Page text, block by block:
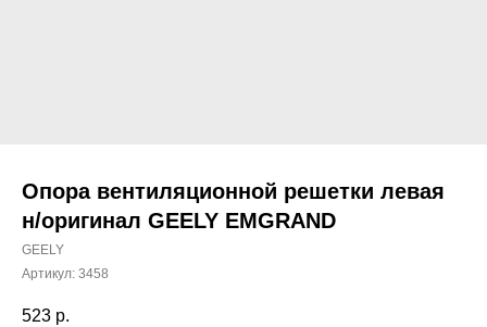
Опора вентиляционной решетки левая
н/оригинал GEELY EMGRAND
GEELY
Артикул: 3458
523 р.